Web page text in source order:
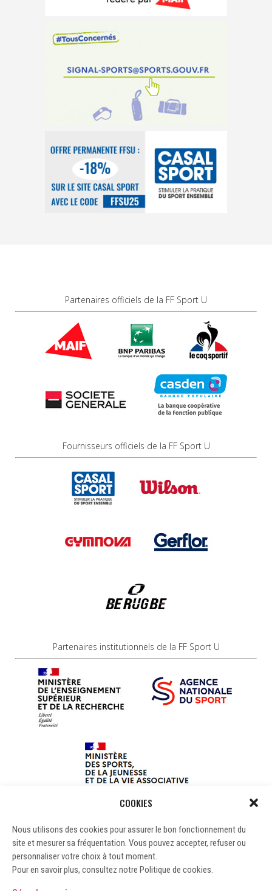
COOKIES
Nous utilisons des cookies pour assurer le bon fonctionnement du
site et mesurer sa fréquentation. Vous pouvez accepter, refuser ou
personnaliser votre choix à tout moment.
Pour en savoir plus, consultez notre Politique de cookies.
Partenaires officiels de la FF Sport U
Fournisseurs officiels de la FF Sport U
Partenaires institutionnels de la FF Sport U